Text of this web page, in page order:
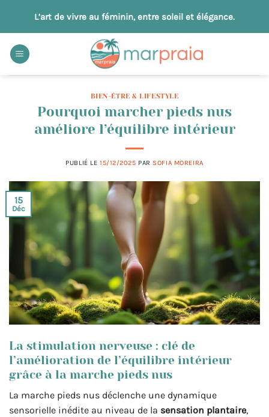
contenu
L’art de vivre au féminin, entre soleil et élégance.
BIEN-ÊTRE & LIFESTYLE
Pourquoi marcher pieds nus
améliore l’équilibre intérieur
PUBLIÉ LE 15/12/2025 PARSOFIA MOREIRA
15
Déc
La stimulation nerveuse : clé de
l’amélioration de l’équilibre intérieur
grâce à la marche pieds nus
La marche pieds nus déclenche une dynamique
sensorielle inédite au niveau de la sensation plantaire,